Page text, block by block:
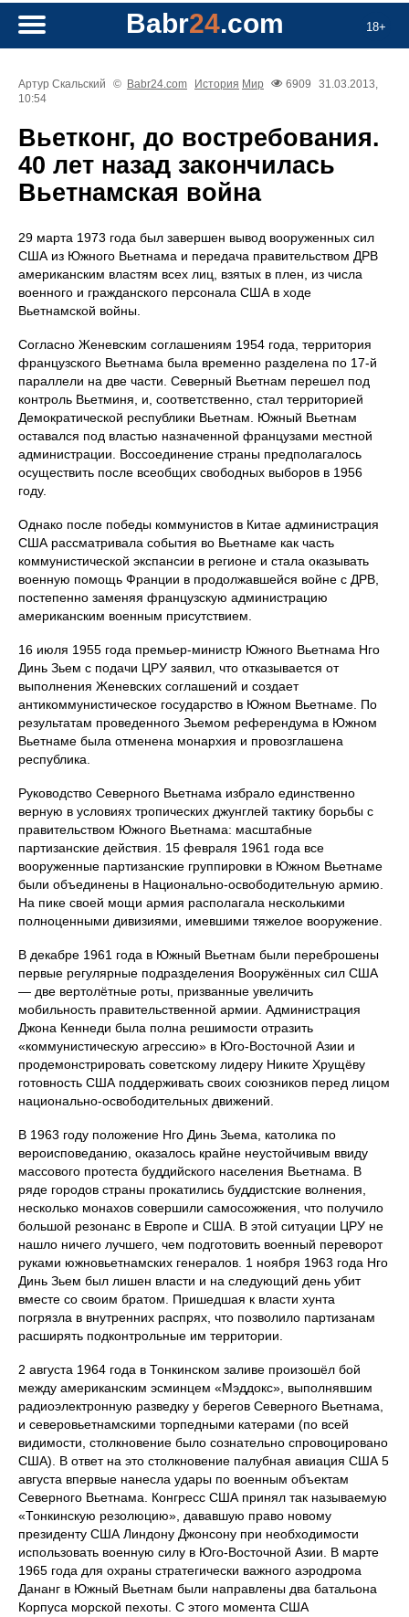
18+
Babr24.com
Артур Скальский © Babr24.com История Мир 6909
31.03.2013,
10:54
Вьетконг, до востребования.
40 лет назад закончилась
Вьетнамская война
29 марта 1973 года был завершен вывод вооруженных сил
США из Южного Вьетнама и передача правительством ДРВ
американским властям всех лиц, взятых в плен, из числа
военного и гражданского персонала США в ходе
Вьетнамской войны.
Согласно Женевским соглашениям 1954 года, территория
французского Вьетнама была временно разделена по 17-й
параллели на две части. Северный Вьетнам перешел под
контроль Вьетминя, и, соответственно, стал территорией
Демократической республики Вьетнам. Южный Вьетнам
оставался под властью назначенной французами местной
администрации. Воссоединение страны предполагалось
осуществить после всеобщих свободных выборов в 1956
году.
Однако после победы коммунистов в Китае администрация
США рассматривала события во Вьетнаме как часть
коммунистической экспансии в регионе и стала оказывать
военную помощь Франции в продолжавшейся войне с ДРВ,
постепенно заменяя французскую администрацию
американским военным присутствием.
16 июля 1955 года премьер-министр Южного Вьетнама Нго
Динь Зьем с подачи ЦРУ заявил, что отказывается от
выполнения Женевских соглашений и создает
антикоммунистическое государство в Южном Вьетнаме. По
результатам проведенного Зьемом референдума в Южном
Вьетнаме была отменена монархия и провозглашена
республика.
Руководство Северного Вьетнама избрало единственно
верную в условиях тропических джунглей тактику борьбы с
правительством Южного Вьетнама: масштабные
партизанские действия. 15 февраля 1961 года все
вооруженные партизанские группировки в Южном Вьетнаме
были объединены в Национально-освободительную армию.
На пике своей мощи армия располагала несколькими
полноценными дивизиями, имевшими тяжелое вооружение.
В декабре 1961 года в Южный Вьетнам были переброшены
первые регулярные подразделения Вооружённых сил США
— две вертолётные роты, призванные увеличить
мобильность правительственной армии. Администрация
Джона Кеннеди была полна решимости отразить
«коммунистическую агрессию» в Юго-Восточной Азии и
продемонстрировать советскому лидеру Никите Хрущёву
готовность США поддерживать своих союзников перед лицом
национально-освободительных движений.
В 1963 году положение Нго Динь Зьема, католика по
вероисповеданию, оказалось крайне неустойчивым ввиду
массового протеста буддийского населения Вьетнама. В
ряде городов страны прокатились буддистские волнения,
несколько монахов совершили самосожжения, что получило
большой резонанс в Европе и США. В этой ситуации ЦРУ не
нашло ничего лучшего, чем подготовить военный переворот
руками южновьетнамских генералов. 1 ноября 1963 года Нго
Динь Зьем был лишен власти и на следующий день убит
вместе со своим братом. Пришедшая к власти хунта
погрязла в внутренних распрях, что позволило партизанам
расширять подконтрольные им территории.
2 августа 1964 года в Тонкинском заливе произошёл бой
между американским эсминцем «Мэддокс», выполнявшим
радиоэлектронную разведку у берегов Северного Вьетнама,
и северовьетнамскими торпедными катерами (по всей
видимости, столкновение было сознательно спровоцировано
США). В ответ на это столкновение палубная авиация США 5
августа впервые нанесла удары по военным объектам
Северного Вьетнама. Конгресс США принял так называемую
«Тонкинскую резолюцию», дававшую право новому
президенту США Линдону Джонсону при необходимости
использовать военную силу в Юго-Восточной Азии. В марте
1965 года для охраны стратегически важного аэродрома
Дананг в Южный Вьетнам были направлены два батальона
Корпуса морской пехоты. С этого момента США